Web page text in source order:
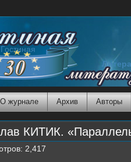
О журнале Архив Авторы
КИТИК.
2,417